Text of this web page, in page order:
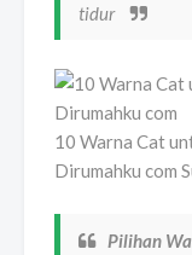
tidur
10 Warna Cat
Dirumahku com
Pilihan